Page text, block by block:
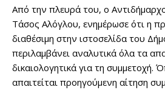
Από την πλευρά του, ο
Τάσος Αλόγλου, ενημέρωσε ότι η
διαθέσιμη στην ιστοσελίδα του
περιλαμβάνει αναλυτικά όλα τα
δικαιολογητικά για τη συμμετοχή.
απαιτείται προηγούμενη αίτηση